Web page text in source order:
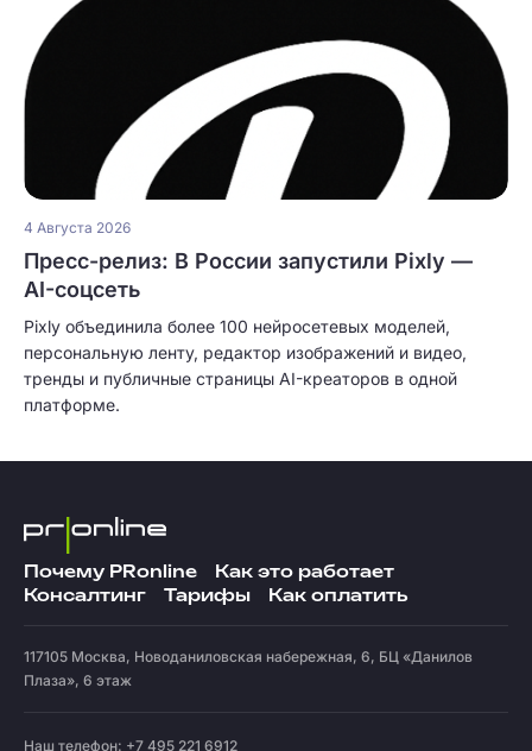
4 Августа 2026
Пресс-релиз: В России запустили Pixly —
AI-соцсеть
Pixly объединила более 100 нейросетевых моделей,
персональную ленту, редактор изображений и видео,
тренды и публичные страницы AI-креаторов в одной
платформе.
Почему PRonline
Как это работает
Консалтинг
Тарифы Как оплатить
117105 Москва, Новоданиловская набережная, 6, БЦ «Данилов
Плаза», 6 этаж
Наш телефон: +7 495 221 6912